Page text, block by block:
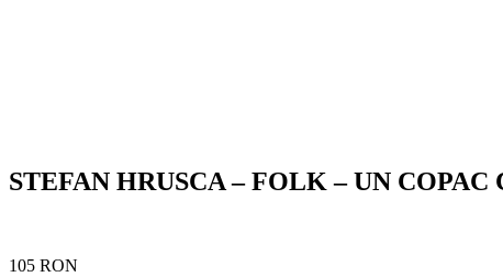
STEFAN HRUSCA – FOLK – UN COPAC
105 RON